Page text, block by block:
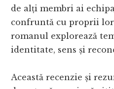
de alți membri ai
confruntă cu proprii
romanul explorează
identitate, sens și
Această recenzie și